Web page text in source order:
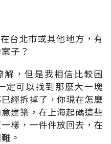
台北市或其他地方，有
子？
，但是我相信比較困
定可以找到那麼大一塊
經拆掉了，你現在怎麼
建築，在上海起碼這些
樣，一件件放回去，在
。